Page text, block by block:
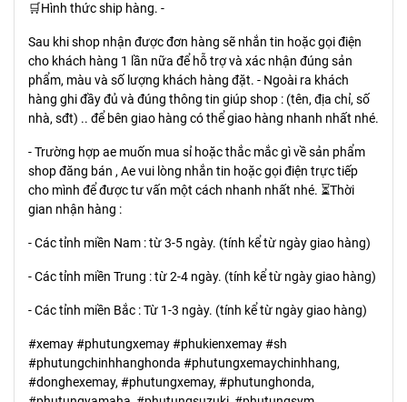
🛒Hình thức ship hàng. -
Sau khi shop nhận được đơn hàng sẽ nhắn tin hoặc gọi điện
cho khách hàng 1 lần nữa để hỗ trợ và xác nhận đúng sản
phẩm, màu và số lượng khách hàng đặt. - Ngoài ra khách
hàng ghi đầy đủ và đúng thông tin giúp shop : (tên, địa chỉ, số
nhà, sđt) .. để bên giao hàng có thể giao hàng nhanh nhất nhé.
- Trường hợp ae muốn mua sỉ hoặc thắc mắc gì về sản phẩm
shop đăng bán , Ae vui lòng nhắn tin hoặc gọi điện trực tiếp
cho mình để được tư vấn một cách nhanh nhất nhé. ⏳Thời
gian nhận hàng :
- Các tỉnh miền Nam : từ 3-5 ngày. (tính kể từ ngày giao hàng)
- Các tỉnh miền Trung : từ 2-4 ngày. (tính kể từ ngày giao hàng)
- Các tỉnh miền Bắc : Từ 1-3 ngày. (tính kể từ ngày giao hàng)
#xemay #phutungxemay #phukienxemay #sh
#phutungchinhhanghonda #phutungxemaychinhhang,
#donghexemay, #phutungxemay, #phutunghonda,